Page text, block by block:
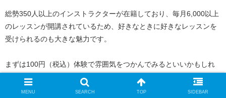
総勢350人以上のインストラクターが在籍しており、毎月6,000以上
のレッスンが開講されているため、好きなときに好きなレッスンを
受けられるのも大きな魅力です。
まずは100円（税込）体験で雰囲気をつかんでみるといいかもしれ
ませんね！
MENU SEARCH TOP SIDEBAR